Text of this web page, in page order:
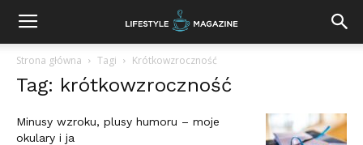
Strona główna Tagi Krótkowzroczność
Tag: krótkowzroczność
Minusy wzroku, plusy humoru – moje
okulary i ja